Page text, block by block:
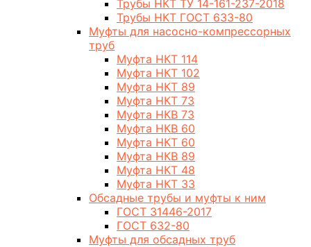
Трубы НКТ ТУ 14-161-237-2018
Трубы НКТ ГОСТ 633-80
Муфты для насосно-компрессорных
труб
Муфта НКТ 114
Муфта НКТ 102
Муфта НКТ 89
Муфта НКТ 73
Муфта НКВ 73
Муфта НКВ 60
Муфта НКТ 60
Муфта НКВ 89
Муфта НКТ 48
Муфта НКТ 33
Обсадные трубы и муфты к ним
ГОСТ 31446-2017
ГОСТ 632-80
Муфты для обсадных труб